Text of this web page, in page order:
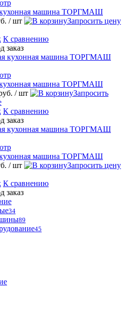
кухонная машина ТОРГМАШ
/ шт
Запросить цену
К сравнению
заказ
кухонная машина ТОРГМАШ
/ шт
Запросить
К сравнению
заказ
кухонная машина ТОРГМАШ
/ шт
Запросить цену
К сравнению
заказ
34
89
45